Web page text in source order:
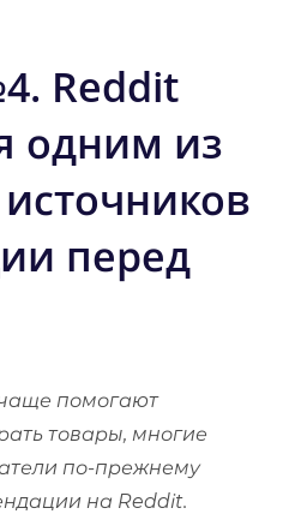
Reddit
одним из
перед
помогают
товары, многие
по-прежнему
на Reddit.